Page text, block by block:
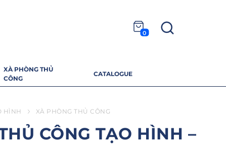
XÀ PHÒNG THỦ
CÔNG
CATALOGUE
0
HÌNH XÀ PHÒNG THỦ CÔNG
CÔNG TẠO HÌNH –